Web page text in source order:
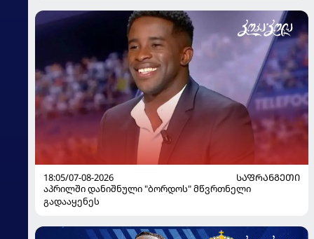
18:05/07-08-2026
ᲡᲐᲤᲠᲐᲜᲒᲔᲗᲘ
აპრილში დანიშნული "ბორდოს" მწვრთნელი
გადააყენეს